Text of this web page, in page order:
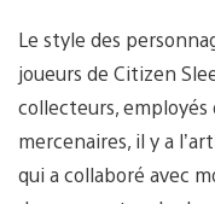
Le style des
joueurs de Citizen
collecteurs, employés
mercenaires, il y a
qui a collaboré avec